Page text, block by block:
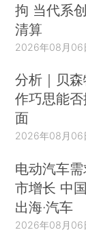
拘 当代系
清算
2026年08月06
分析｜贝
作巧思能
面
2026年08月06
电动汽车
市增长 中
出海·汽车
2026年08月06